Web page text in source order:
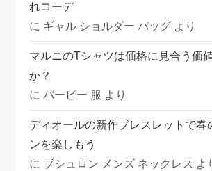
れコーデ
に ギャル ショルダー バッグ より
マルニのTシャツは価格に見合う価
か？
にバービー 服 より
ディオールの新作ブレスレットで春
ンを楽しもう
に ブシュロン メンズ ネックレス よ